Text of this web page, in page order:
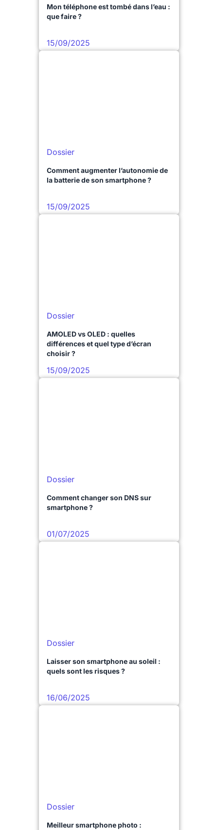
Mon téléphone est tombé dans l’eau :
que faire ?
15/09/2025
Dossier
Comment augmenter l’autonomie de
la batterie de son smartphone ?
15/09/2025
Dossier
AMOLED vs OLED : quelles
différences et quel type d’écran
choisir ?
15/09/2025
Dossier
Comment changer son DNS sur
smartphone ?
01/07/2025
Dossier
Laisser son smartphone au soleil :
quels sont les risques ?
16/06/2025
Dossier
Meilleur smartphone photo :